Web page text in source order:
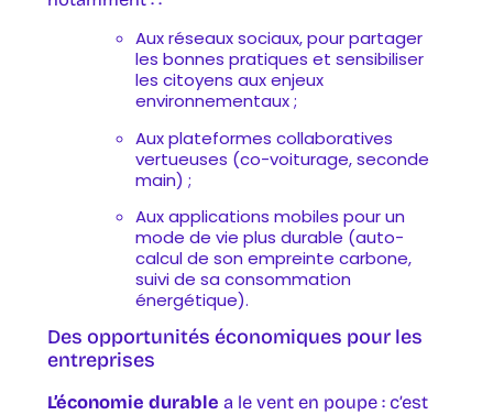
Aux réseaux sociaux, pour partager
les bonnes pratiques et sensibiliser
les citoyens aux enjeux
environnementaux ;
Aux plateformes collaboratives
vertueuses (co-voiturage, seconde
main) ;
Aux applications mobiles pour un
mode de vie plus durable (auto-
calcul de son empreinte carbone,
suivi de sa consommation
énergétique).
Des opportunités économiques pour les
entreprises
L’économie durable a le vent en poupe : c’est